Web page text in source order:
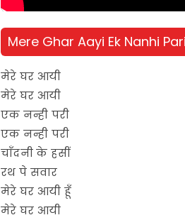
Mere Ghar Aayi Ek Nanhi
मेरे घर आयी
मेरे घर आयी
एक नन्ही परी
एक नन्ही परी
चाँदनी के हसीं
रथ पे सवार
मेरे घर आयी हूँ
मेरे घर आयी